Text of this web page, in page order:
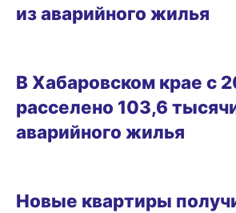
из аварийного жилья
В Хабаровском крае с
расселено 103,6
аварийного жилья
Новые квартиры